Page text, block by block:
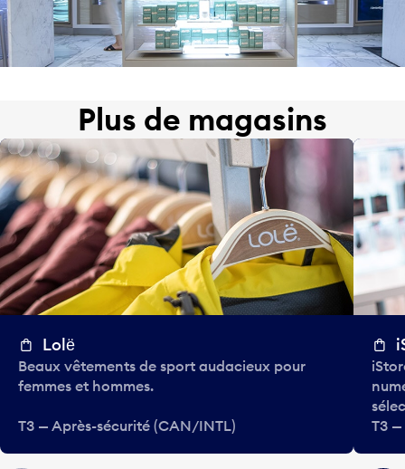
Plus de magasins
Lolё
Beaux vêtements de sport audacieux pour
femmes et hommes.
T3 — Après-sécurité (CAN/INTL)
T3